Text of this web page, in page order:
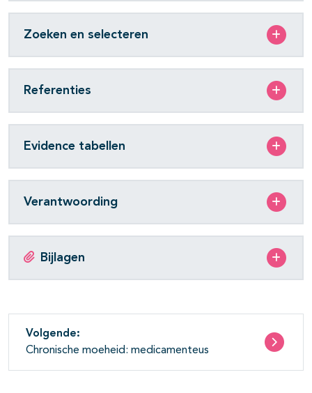
Zoeken en selecteren
Referenties
Evidence tabellen
Verantwoording
Bijlagen
Volgende:
Chronische moeheid: medicamenteus